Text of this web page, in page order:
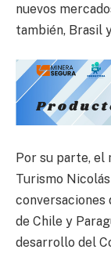
nuevos
también, Brasil
Por su parte, el
Turismo
conversaciones
de Chile y
desarrollo del